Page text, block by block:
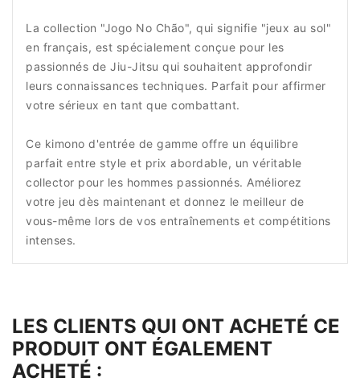
La collection "Jogo No Chão", qui signifie "jeux au sol"
en français, est spécialement conçue pour les
passionnés de Jiu-Jitsu qui souhaitent approfondir
leurs connaissances techniques. Parfait pour affirmer
votre sérieux en tant que combattant.
Ce kimono d'entrée de gamme offre un équilibre
parfait entre style et prix abordable, un véritable
collector pour les hommes passionnés. Améliorez
votre jeu dès maintenant et donnez le meilleur de
vous-même lors de vos entraînements et compétitions
intenses.
LES CLIENTS QUI ONT ACHETÉ CE
PRODUIT ONT ÉGALEMENT
ACHETÉ :